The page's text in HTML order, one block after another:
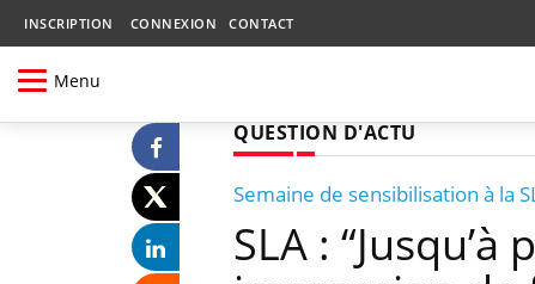
INSCRIPTION CONNEXION CONTACT
Menu
QUESTION D'ACTU
Semaine de sensibilisation à la
SLA :